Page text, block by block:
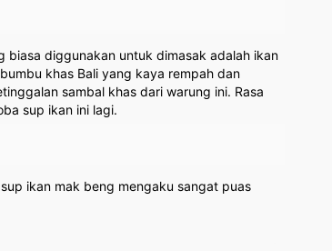
biasa diggunakan untuk dimasak adalah ikan
khas Bali yang kaya rempah dan
sambal khas dari warung ini. Rasa
sup ikan ini lagi.
ikan mak beng mengaku sangat puas